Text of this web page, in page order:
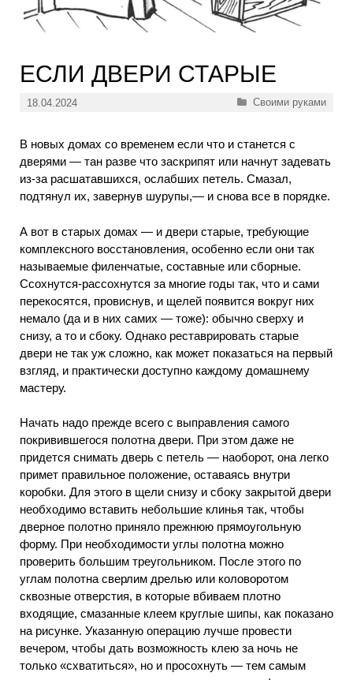
ЕСЛИ ДВЕРИ СТАРЫЕ
18.04.2024 Рубрики
Своими руками
В новых домах со временем если что и станется с
дверями — тан разве что заскрипят или начнут задевать
из-за расшатавшихся, ослабших петель. Смазал,
подтянул их, завернув шурупы,— и снова все в порядке.
А вот в старых домах — и двери старые, требующие
комплексного восстановления, особенно если они так
называемые филенчатые, составные или сборные.
Ссохнутся-рассохнутся за многие годы так, что и сами
перекосятся, провиснув, и щелей появится вокруг них
немало (да и в них самих — тоже): обычно сверху и
снизу, а то и сбоку. Однако реставрировать старые
двери не так уж сложно, как может показаться на первый
взгляд, и практически доступно каждому домашнему
мастеру.
Начать надо прежде всего с выправления самого
покривившегося полотна двери. При этом даже не
придется снимать дверь с петель — наоборот, она легко
примет правильное положение, оставаясь внутри
коробки. Для этого в щели снизу и сбоку закрытой двери
необходимо вставить небольшие клинья так, чтобы
дверное полотно приняло прежнюю прямоугольную
форму. При необходимости углы полотна можно
проверить большим треугольником. После этого по
углам полотна сверлим дрелью или коловоротом
сквозные отверстия, в которые вбиваем плотно
входящие, смазанные клеем круглые шипы, как показано
на рисунке. Указанную операцию лучше провести
вечером, чтобы дать возможность клею за ночь не
только «схватиться», но и просохнуть — тем самым